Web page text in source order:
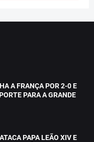
A FRANÇA POR 2-0 E
PARA A GRANDE
PAPA LEÃO XIV E